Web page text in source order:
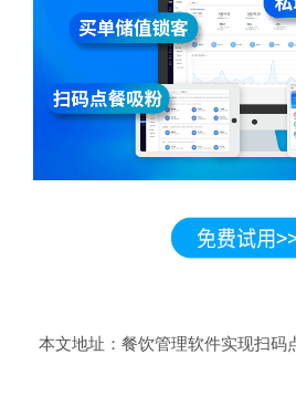
本文地址： 餐饮管理软件实现扫码